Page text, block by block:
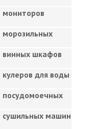
мониторов
винных шкафов
для воды
посудомоечных
сушильных машин